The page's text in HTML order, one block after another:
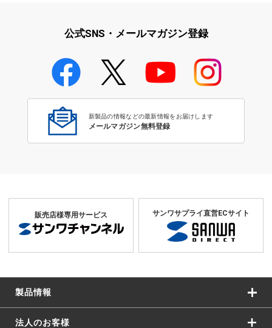
学校教育のICT環境整備特集
公式SNS・メールマガジン登録
新製品の情報などの最新情報をお届けします
メールマガジン無料登録
販売店様専用サービス サンワサプライ直営ECサイト
製品情報
法人のお客様